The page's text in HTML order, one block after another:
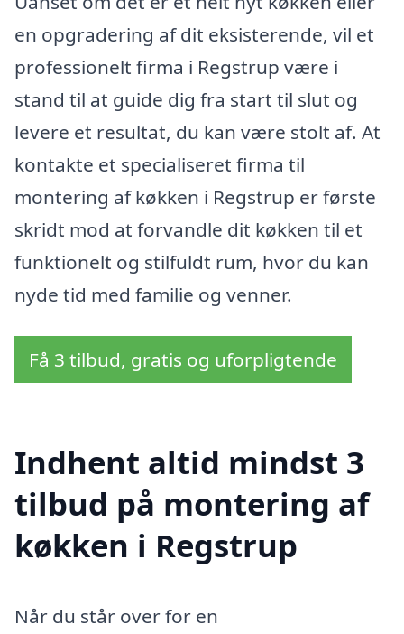
en opgradering af dit eksisterende, vil et
professionelt firma i Regstrup være i
stand til at guide dig fra start til slut og
levere et resultat, du kan være stolt af. At
kontakte et specialiseret firma til
montering af køkken i Regstrup er første
skridt mod at forvandle dit køkken til et
funktionelt og stilfuldt rum, hvor du kan
nyde tid med familie og venner.
Få 3 tilbud, gratis og uforpligtende
Indhent altid mindst 3
tilbud på montering af
køkken i Regstrup
Når du står over for en